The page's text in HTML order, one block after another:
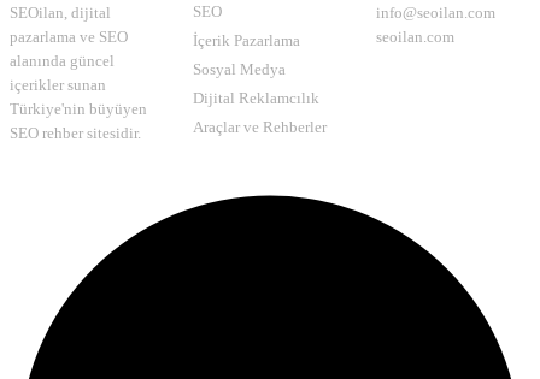
SEOilan, dijital
pazarlama ve SEO
alanında güncel
içerikler sunan
Türkiye'nin büyüyen
SEO rehber sitesidir.
SEO
İçerik Pazarlama
Sosyal Medya
Dijital Reklamcılık
Araçlar ve Rehberler
info@seoilan.com
seoilan.com